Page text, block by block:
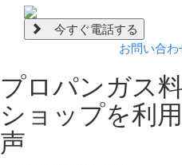
今すぐ電話する
お問い合
プロパンガス
ショップを利
声